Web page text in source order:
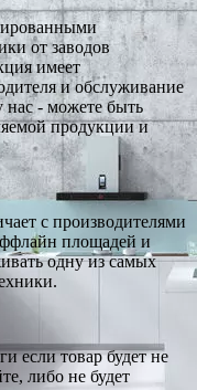
от заводов
имеет
и обслуживание
нас - можете быть
продукции и
с производителями
площадей и
одну из самых
если товар будет не
либо не будет